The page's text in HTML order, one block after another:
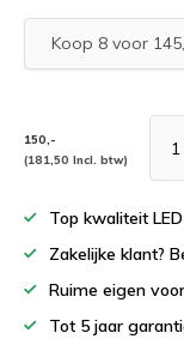
Koop 8 voor
150,-
(181,50 Incl. btw)
Top kwaliteit
Zakelijke klant?
Ruime eigen
Tot 5 jaar